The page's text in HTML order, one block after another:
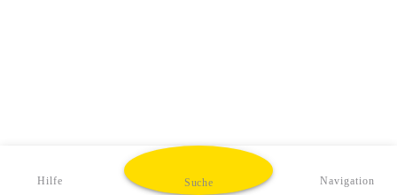
Hilfe Suche Navigation